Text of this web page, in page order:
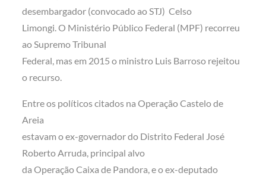
desembargador (convocado ao STJ) Celso
Limongi. O Ministério Público Federal (MPF) recorreu
ao Supremo Tribunal
Federal, mas em 2015 o ministro Luis Barroso rejeitou
o recurso.
Entre os políticos citados na Operação Castelo de
Areia
estavam o ex-governador do Distrito Federal José
Roberto Arruda, principal alvo
da Operação Caixa de Pandora, e o ex-deputado